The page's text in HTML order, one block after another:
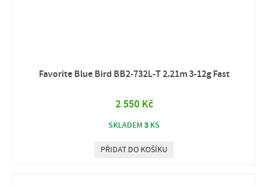
Favorite Blue Bird BB2‑732L‑T 2.21m 3‑12g Fast
2 550 Kč
SKLADEM3 KS
PŘIDAT DO KOŠÍKU